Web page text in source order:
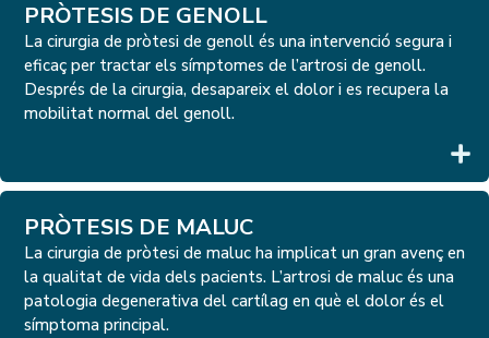
PRÒTESIS DE GENOLL
La cirurgia de pròtesi de genoll és una intervenció segura i
eficaç per tractar els símptomes de l’artrosi de genoll.
Després de la cirurgia, desapareix el dolor i es recupera la
mobilitat normal del genoll.
PRÒTESIS DE MALUC
La cirurgia de pròtesi de maluc ha implicat un gran avenç en
la qualitat de vida dels pacients. L’artrosi de maluc és una
patologia degenerativa del cartílag en què el dolor és el
símptoma principal.